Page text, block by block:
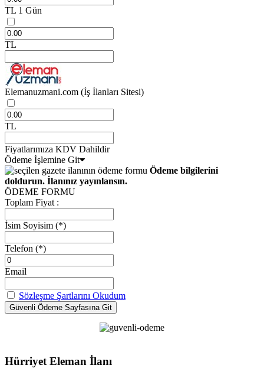
TL 1 Gün
TL
Elemanuzmani.com (İş İlanları Sitesi)
TL
Fiyatlarımıza KDV Dahildir
Ödeme İşlemine Git
Ödeme bilgilerini
doldurun. İlanınız yayınlansın.
ÖDEME FORMU
Toplam Fiyat :
İsim Soyisim (*)
Telefon (*)
Email
Sözleşme Şartlarını Okudum
Hürriyet Eleman İlanı